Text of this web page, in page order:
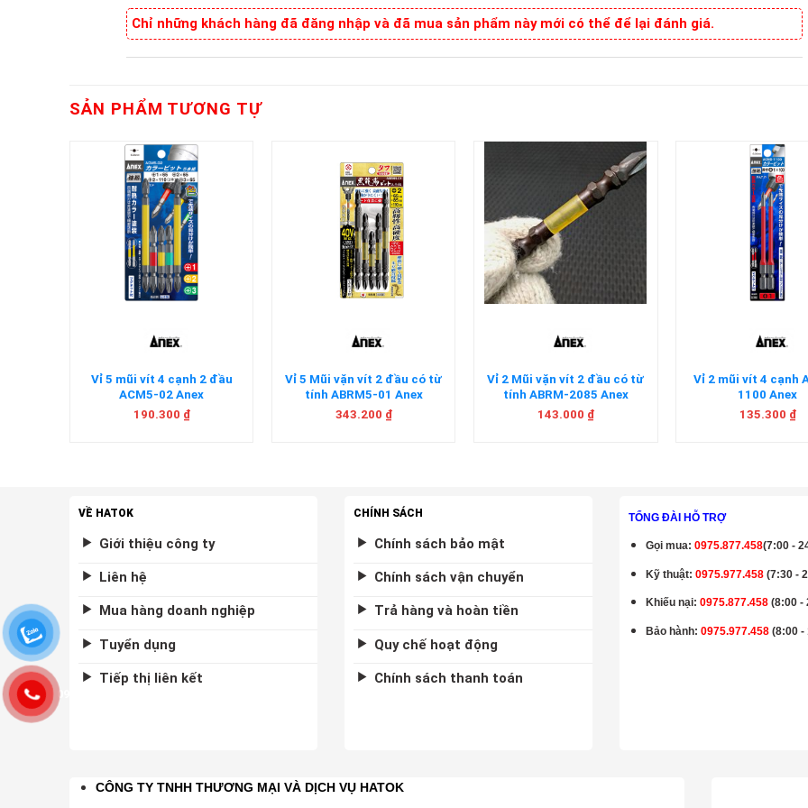
Chỉ những khách hàng đã đăng nhập và đã mua sản phẩm này mới có thể để lại đánh giá.
SẢN PHẨM TƯƠNG TỰ
Vỉ 5 mũi vít 4 cạnh 2 đầu
ACM5-02 Anex
190.300 ₫
Vỉ 5 Mũi vặn vít 2 đầu có từ
tính ABRM5-01 Anex
343.200 ₫
+
Vỉ 2 Mũi vặn vít 2 đầu có từ
tính ABRM-2085 Anex
143.000 ₫
Vỉ 2 mũi vít 4 cạnh
1100 Anex
135.300 ₫
VỀ HATOK
Giới thiệu công ty
Liên hệ
Mua hàng doanh nghiệp
Tuyển dụng
Tiếp thị liên kết
CHÍNH SÁCH
Chính sách bảo mật
Chính sách vận chuyển
Trả hàng và hoàn tiền
Quy chế hoạt động
Chính sách thanh toán
TỔNG ĐÀI HỖ TRỢ
Gọi mua:0975.877.458(7:00 -
Kỹ thuật:0975.977.458 (7:30 -
Khiếu nại: 0975.877.458 (8:00 -
Bảo hành:0975.977.458 (8:00 -
CÔNG TY TNHH THƯƠNG MẠI VÀ DỊCH VỤ HATOK
0975877458